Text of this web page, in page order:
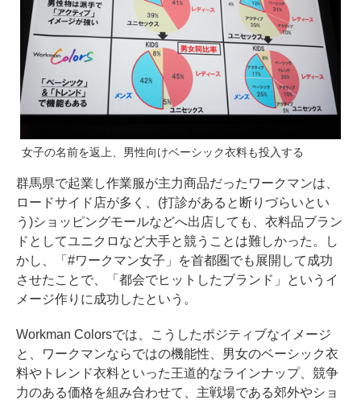
女子の名前を返上、男性向けベーシック衣料も投入する
群馬県で起業し作業服が主力商品だったワークマンは、
ロードサイド店が多く、(打診があると断りづらいとい
う)ショッピングモールなどへ出店しても、衣料品ブラン
ドとしてユニクロなど大手と競うことは難しかった。し
かし、「#ワークマン女子」を首都圏でも展開して成功
させたことで、「都会でヒットしたブランド」というイ
メージ作りに成功したという。
Workman Colorsでは、こうしたポジティブなイメージ
と、ワークマンならではの機能性、男女のベーシック衣
料やトレンド衣料といった王道的なラインナップ、競争
力のある価格を組み合わせて、主戦場である郊外やショ